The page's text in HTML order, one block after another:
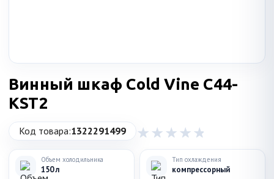
Винный шкаф Cold Vine C44-
KST2
Код товара:1322291499
Объем холодильника
150 л
Тип охлаждения
компрессорный